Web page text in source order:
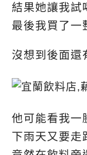
結果她讓我試
最後我買了
沒想到後面還
他可能看我一
下雨天又要走